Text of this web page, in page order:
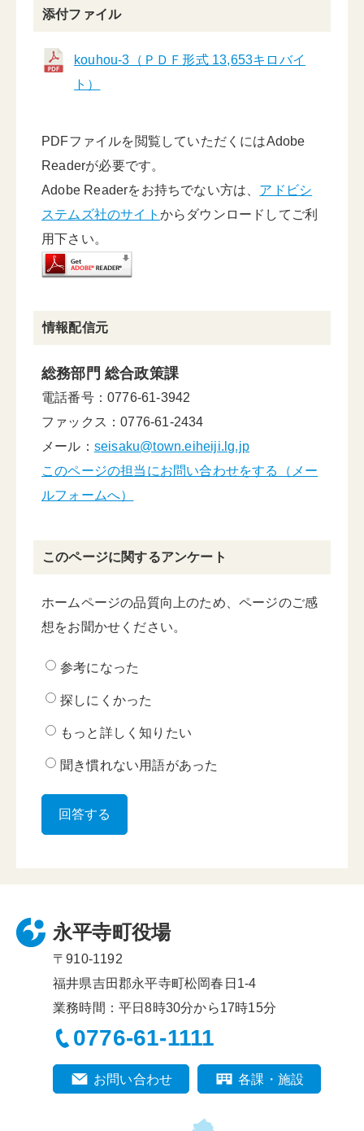
添付ファイル
kouhou-3（ＰＤＦ形式 13,653キロバイ
ト）
PDFファイルを閲覧していただくにはAdobe
Readerが必要です。
Adobe Readerをお持ちでない方は、 アドビシ
ステムズ社のサイト からダウンロードしてご利
用下さい。
情報配信元
総務部門 総合政策課
電話番号：0776-61-3942
ファックス：0776-61-2434
メール： seisaku@town.eiheiji.lg.jp
このページの担当にお問い合わせをする（メー
ルフォームへ）
このページに関するアンケート
ホームページの品質向上のため、ページのご感
想をお聞かせください。
参考になった
探しにくかった
もっと詳しく知りたい
聞き慣れない用語があった
永平寺町役場
〒910-1192
福井県吉田郡永平寺町松岡春日1-4
業務時間：平日8時30分から17時15分
0776-61-1111
お問い合わせ 各課・施設